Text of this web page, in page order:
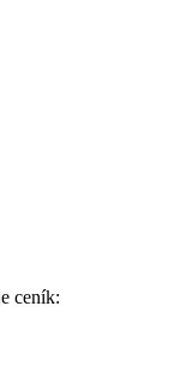
ceník: